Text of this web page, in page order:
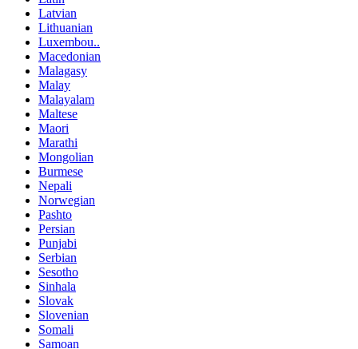
Latvian
Lithuanian
Luxembou..
Macedonian
Malagasy
Malay
Malayalam
Maltese
Maori
Marathi
Mongolian
Burmese
Nepali
Norwegian
Pashto
Persian
Punjabi
Serbian
Sesotho
Sinhala
Slovak
Slovenian
Somali
Samoan